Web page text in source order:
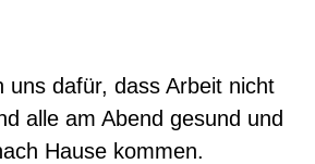
uns dafür, dass Arbeit nicht
alle am Abend gesund und
Hause kommen.